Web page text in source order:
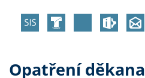
Opatření děkana